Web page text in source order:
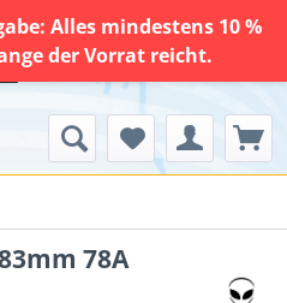
Alles mindestens 10 %
der Vorrat reicht.
78A